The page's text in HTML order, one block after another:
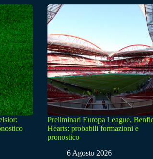
Preliminari Europa League,
Hearts: probabili formazioni e
pronostico
6 Agosto 2026